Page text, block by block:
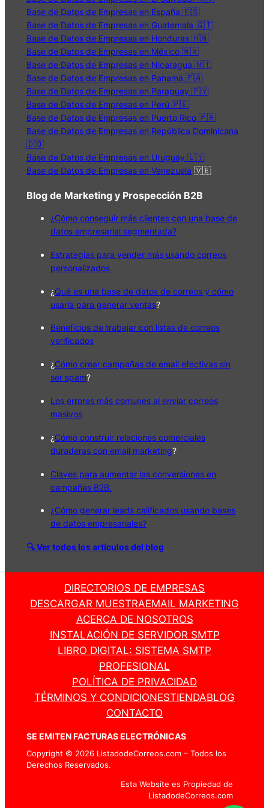
Base de Datos de Empresas en España 🇪🇸
Base de Datos de Empresas en Guatemala 🇬🇹
Base de Datos de Empresas en Honduras 🇭🇳
Base de Datos de Empresas en México 🇲🇽
Base de Datos de Empresas en Nicaragua 🇳🇮
Base de Datos de Empresas en Panamá 🇵🇦
Base de Datos de Empresas en Paraguay 🇵🇾
Base de Datos de Empresas en Perú 🇵🇪
Base de Datos de Empresas en Puerto Rico 🇵🇷
Base de Datos de Empresas en República Dominicana
🇩🇴
Base de Datos de Empresas en Uruguay 🇺🇾
Base de Datos de Empresas en Venezuela 🇻🇪
Blog de Marketing y Prospección B2B
¿Cómo conseguir más clientes con una base de
datos empresarial segmentada?
Estrategias para vender más usando correos
personalizados
¿Qué es una base de datos de correos y cómo
usarla para generar ventas?
Beneficios de trabajar con listas de correos
verificados
¿Cómo crear campañas de email efectivas sin
ser spam?
Los errores más comunes al enviar correos
masivos
¿Cómo construir relaciones comerciales
duraderas con email marketing?
Claves para aumentar las conversiones en
campañas B2B.
¿Cómo generar leads calificados usando bases
de datos empresariales?
🔍 Ver todos los artículos del blog
DIRECTORIOS DE EMPRESAS
DESCARGAR MUESTRAEMAIL MARKETING
ACERCA DE NOSOTROS
INSTALACIÓN DE SERVIDOR SMTP
LIBRO DIGITAL: SISTEMA SMTP
PROFESIONAL
POLÍTICA DE PRIVACIDAD
TÉRMINOS Y CONDICIONESTIENDABLOG
CONTACTO
SE EMITEN FACTURAS ELECTRÓNICAS
Copyright © 2026 ListadodeCorreos.com – Todos los
Derechos Reservados.
Esta Website es Propiedad de
ListadodeCorreos.com